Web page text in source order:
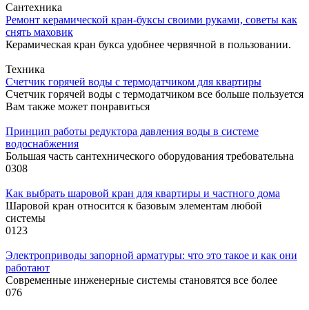
Сантехника
Ремонт керамической кран-буксы своими руками, советы как
снять маховик
Керамическая кран букса удобнее червячной в пользовании.
Техника
Cчетчик горячей воды с термодатчиком для квартиры
Счетчик горячей воды с термодатчиком все больше пользуется
Вам также может понравиться
Принцип работы редуктора давления воды в системе
водоснабжения
Большая часть сантехнического оборудования требовательна
0308
Как выбрать шаровой кран для квартиры и частного дома
Шаровой кран относится к базовым элементам любой
системы
0123
Электроприводы запорной арматуры: что это такое и как они
работают
Современные инженерные системы становятся все более
076